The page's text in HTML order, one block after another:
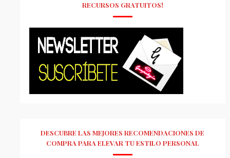
RECURSOS GRATUITOS!
DESCUBRE LAS MEJORES RECOMENDACIONES DE
COMPRA PARA ELEVAR TU ESTILO PERSONAL